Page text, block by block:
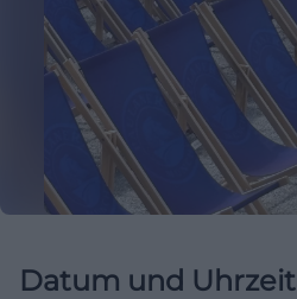
Datum und Uhrzeit